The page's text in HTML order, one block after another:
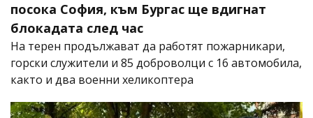
посока София, към Бургас ще вдигнат
блокадата след час
На терен продължават да работят пожарникари,
горски служители и 85 доброволци с 16 автомобила,
както и два военни хеликоптера